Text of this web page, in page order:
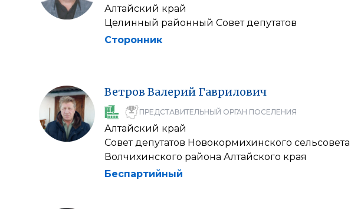
Алтайский край
Целинный районный Совет депутатов
Сторонник
Ветров Валерий Гаврилович
ПРЕДСТАВИТЕЛЬНЫЙ ОРГАН ПОСЕЛЕНИЯ
Алтайский край
Совет депутатов Новокормихинского сельсовета
Волчихинского района Алтайского края
Беспартийный